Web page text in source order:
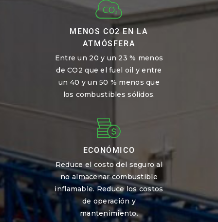
MENOS CO2 EN LA
ATMÓSFERA
Entre un 20 y un 23 % menos
de CO2 que el fuel oil y entre
un 40 y un 50 % menos que
los combustibles sólidos.
ECONÓMICO
Reduce el costo del seguro al
no almacenar combustible
inflamable. Reduce los costos
de operación y
mantenimiento.